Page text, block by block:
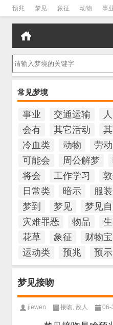
预兆 梦见 象征 动物 事
孕妇 孩子 吵架 房子
常见梦境
事业 交通运输 人
会有
其它活动
冷血类
动物 劳
可能会
周公解梦
将会
工作学习
日常类
暗示 服
梦到
梦见 梦见
灾难罪恶
物品
花草
象征 财物
运动类
预兆 预示
梦见接吻
jiewen 接吻, 敌人 06-